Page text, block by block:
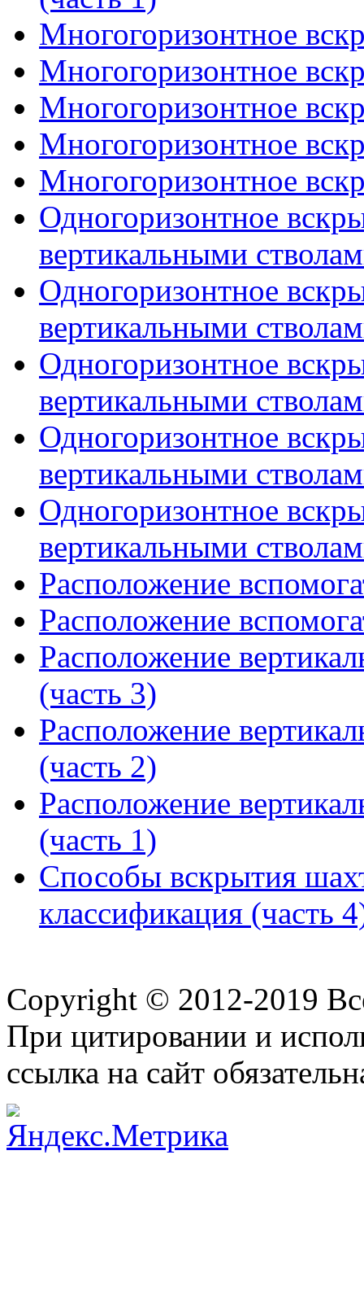
Многогоризонтное
Многогоризонтное
Многогоризонтное
Многогоризонтное
Многогоризонтное
Одногоризонтное
вертикальными
Одногоризонтное
вертикальными
Одногоризонтное
вертикальными
Одногоризонтное
вертикальными
Одногоризонтное
вертикальными
Расположение
Расположение
Расположение
(часть 3)
Расположение
(часть 2)
Расположение
(часть 1)
Способы вскрытия
классификация (часть
Copyright © 2012-2019
При цитировании и
ссылка на сайт